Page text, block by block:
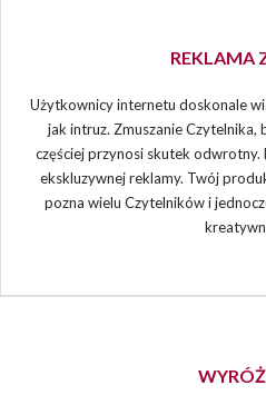
REKLAMA
Użytkownicy internetu doskonale
jak intruz. Zmuszanie Czytelnika,
częściej przynosi skutek odwrotny.
ekskluzywnej reklamy. Twój
pozna wielu Czytelników i